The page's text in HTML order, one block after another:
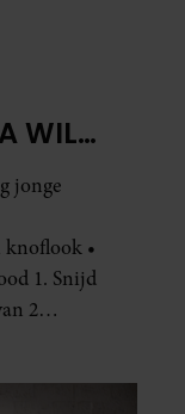
WIL
jonge
knoflook •
1. Snijd
2